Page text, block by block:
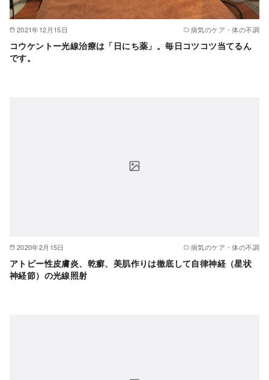
2021年12月15日 病気のケア・体の不調
コウケントー光線治療は「日にち薬」。毎日コツコツ当てるん
です。
2020年2月15日 病気のケア・体の不調
アトピー性皮膚炎、乾癬、美肌作りは徹底して自律神経（星状
神経節）の光線照射